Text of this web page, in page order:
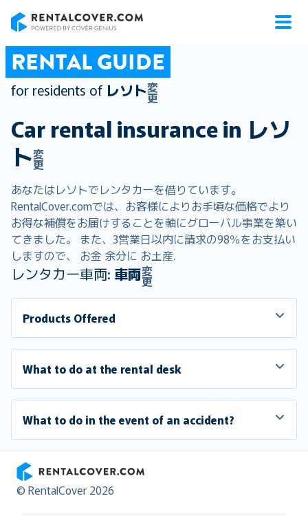
RENTAL GUIDE
for residents of レソト変
更
Car rental insurance in レソ
ト変
更
あなたはレソトでレンタカーを借りています。
RentalCover.comでは、お客様によりお手頃な価格でより
お得な補償をお届けすることを軸にグローバル事業を築い
てきました。 また、3営業日以内に請求の98％をお支払い
しますので、 お金 余分に お土産.
レンタカー車両: 車両変
更
Products Offered
What to do at the rental desk
What to do in the event of an accident?
RentalCover
© RentalCover 2026